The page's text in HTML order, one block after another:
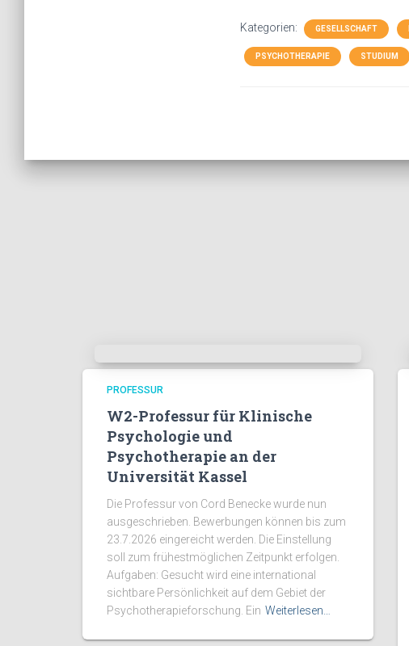
Kategorien: GESELLSCHAFT
PSYCHOTHERAPIE STUDIUM
PROFESSUR
W2-Professur für Klinische
Psychologie und
Psychotherapie an der
Universität Kassel
Die Professur von Cord Benecke wurde nun
ausgeschrieben. Bewerbungen können bis zum
23.7.2026 eingereicht werden. Die Einstellung
soll zum frühestmöglichen Zeitpunkt erfolgen.
Aufgaben: Gesucht wird eine international
sichtbare Persönlichkeit auf dem Gebiet der
Psychotherapieforschung. Ein Weiterlesen…